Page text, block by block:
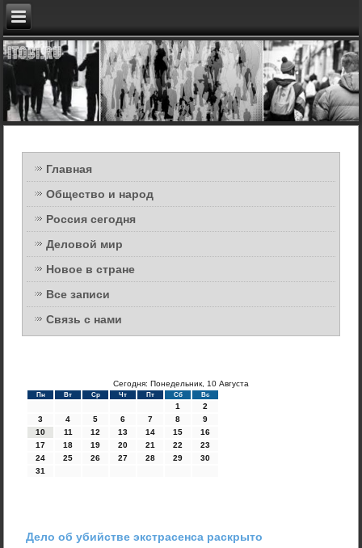
Главная
Общество и народ
Россия сегодня
Деловой мир
Новое в стране
Все записи
Связь с нами
Сегодня: Понедельник, 10 Августа
Пн Вт Ср Чт Пт Сб Вс
1
2
3
4 5 6 7 8
9
10
11 12 13 14 15
16
17
18 19 20 21 22
23
24
25 26 27 28 29
30
31
Дело об убийстве экстрасенса раскрыто